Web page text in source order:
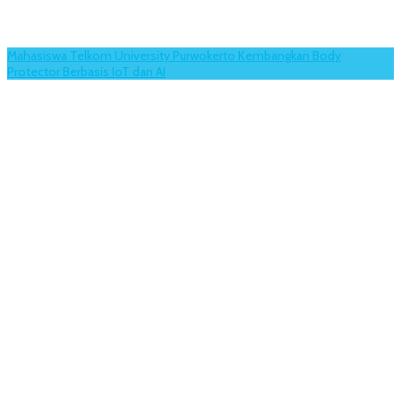
Mahasiswa Telkom University Purwokerto Kembangkan Body
Protector Berbasis IoT dan AI